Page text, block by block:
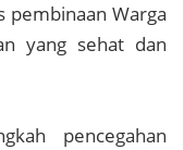
pembinaan Warga
yang sehat dan
pencegahan